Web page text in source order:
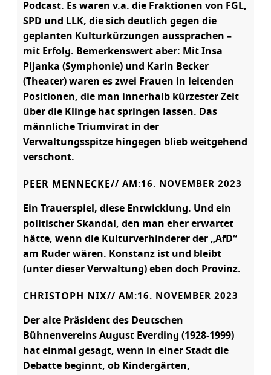
Podcast. Es waren v.a. die Fraktionen von FGL,
SPD und LLK, die sich deutlich gegen die
geplanten Kulturkürzungen aussprachen –
mit Erfolg. Bemerkenswert aber: Mit Insa
Pijanka (Symphonie) und Karin Becker
(Theater) waren es zwei Frauen in leitenden
Positionen, die man innerhalb kürzester Zeit
über die Klinge hat springen lassen. Das
männliche Triumvirat in der
Verwaltungsspitze hingegen blieb weitgehend
verschont.
PEER MENNECKE// AM:16. NOVEMBER 2023
Ein Trauerspiel, diese Entwicklung. Und ein
politischer Skandal, den man eher erwartet
hätte, wenn die Kulturverhinderer der „AfD“
am Ruder wären. Konstanz ist und bleibt
(unter dieser Verwaltung) eben doch Provinz.
CHRISTOPH NIX// AM:16. NOVEMBER 2023
Der alte Präsident des Deutschen
Bühnenvereins August Everding (1928-1999)
hat einmal gesagt, wenn in einer Stadt die
Debatte beginnt, ob Kindergärten,